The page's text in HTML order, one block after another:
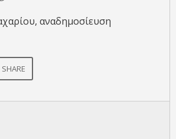
αναδημοσίευση
SHARE